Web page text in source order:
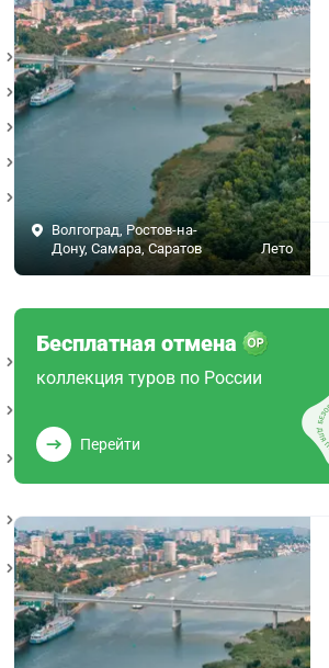
Волгоград, Ростов-на-
Дону, Самара, Саратов
Лето
Бесплатная отмена
коллекция туров по России
Перейти